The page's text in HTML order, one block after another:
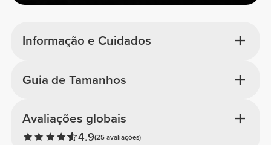
Informação e Cuidados
Avaliações globais
4.9(25 avaliações)
Guia de Tamanhos